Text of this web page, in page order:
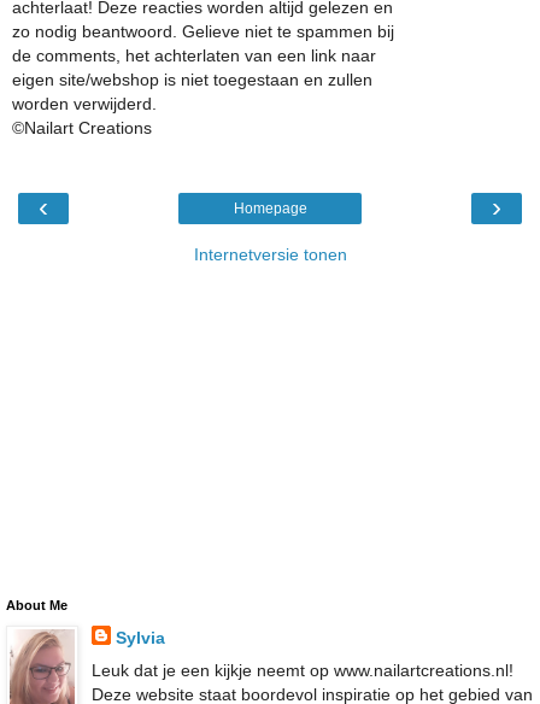
achterlaat! Deze reacties worden altijd gelezen en
zo nodig beantwoord. Gelieve niet te spammen bij
de comments, het achterlaten van een link naar
eigen site/webshop is niet toegestaan en zullen
worden verwijderd.
©Nailart Creations
‹ ›
Homepage
Internetversie tonen
About Me
Sylvia
Leuk dat je een kijkje neemt op www.nailartcreations.nl!
Deze website staat boordevol inspiratie op het gebied van